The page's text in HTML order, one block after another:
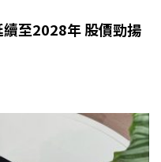
至2028年 股價勁揚